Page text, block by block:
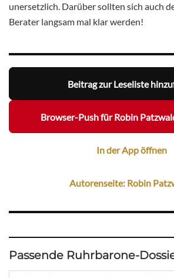
unersetzlich. Darüber sollten sich auch
Berater langsam mal klar werden!
Beitrag zur Leseliste
Browser-Push für Robin
In der App öffnen
Autorenseite: Robin
Passende Ruhrbarone-